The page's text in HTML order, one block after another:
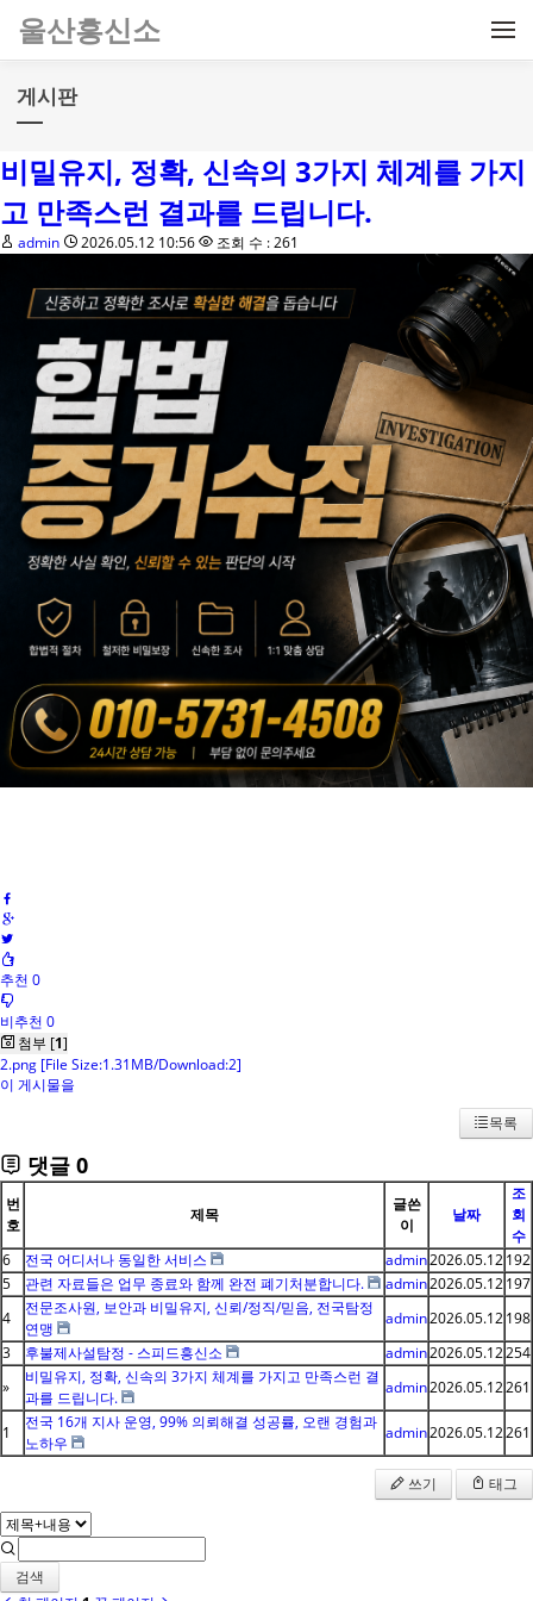
울산흥신소
게시판
비밀유지, 정확, 신속의 3가지 체계를 가지
고 만족스런 결과를 드립니다.
admin 2026.05.12 10:56 조회 수 : 261
추천 0
비추천 0
첨부 [1]
2.png [File Size:1.31MB/Download:2]
이 게시물을
목록
댓글 0
번
호
제목
글쓴
이
날짜
조
회
수
6
전국 어디서나 동일한 서비스 admin2026.05.12192
5
관련 자료들은 업무 종료와 함께 완전 폐기처분합니다. admin2026.05.12197
4
전문조사원, 보안과 비밀유지, 신뢰/정직/믿음, 전국탐정
연맹
admin2026.05.12198
3
후불제사설탐정 - 스피드흥신소 admin2026.05.12254
»
비밀유지, 정확, 신속의 3가지 체계를 가지고 만족스런 결
과를 드립니다.
admin2026.05.12261
1
전국 16개 지사 운영, 99% 의뢰해결 성공률, 오랜 경험과
노하우
admin2026.05.12261
쓰기 태그
검색